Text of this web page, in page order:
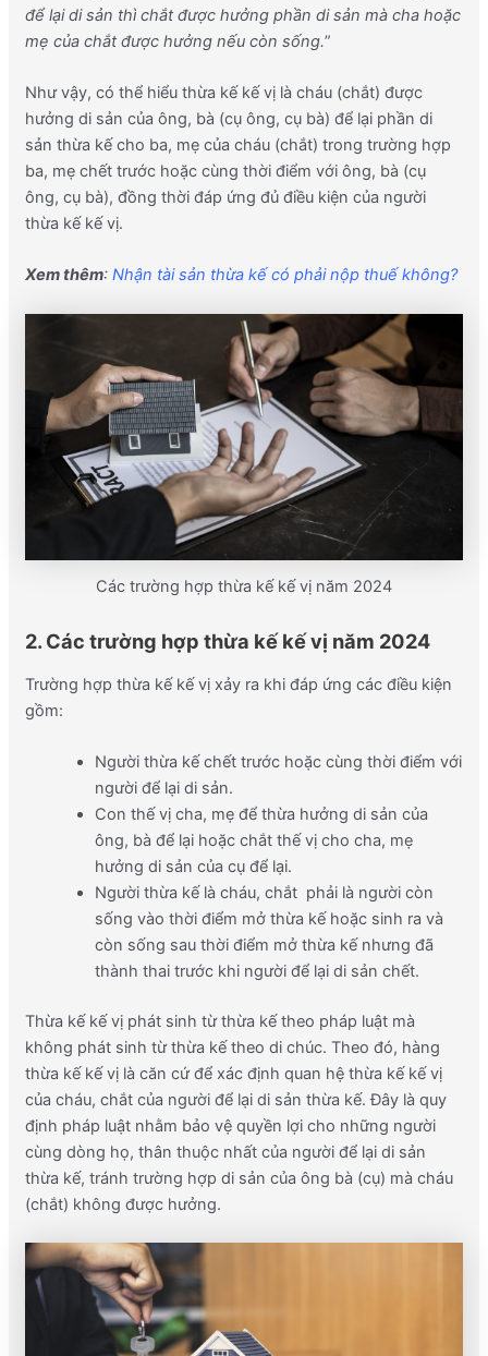
để lại di sản thì chắt được hưởng phần di sản mà cha hoặc
mẹ của chắt được hưởng nếu còn sống.”
Như vậy, có thể hiểu thừa kế kế vị là cháu (chắt) được
hưởng di sản của ông, bà (cụ ông, cụ bà) để lại phần di
sản thừa kế cho ba, mẹ của cháu (chắt) trong trường hợp
ba, mẹ chết trước hoặc cùng thời điểm với ông, bà (cụ
ông, cụ bà), đồng thời đáp ứng đủ điều kiện của người
thừa kế kế vị.
Xem thêm: Nhận tài sản thừa kế có phải nộp thuế không?
Các trường hợp thừa kế kế vị năm 2024
2. Các trường hợp thừa kế kế vị năm 2024
Trường hợp thừa kế kế vị xảy ra khi đáp ứng các điều kiện
gồm:
Người thừa kế chết trước hoặc cùng thời điểm với
người để lại di sản.
Con thế vị cha, mẹ để thừa hưởng di sản của
ông, bà để lại hoặc chắt thế vị cho cha, mẹ
hưởng di sản của cụ để lại.
Người thừa kế là cháu, chắt phải là người còn
sống vào thời điểm mở thừa kế hoặc sinh ra và
còn sống sau thời điểm mở thừa kế nhưng đã
thành thai trước khi người để lại di sản chết.
Thừa kế kế vị phát sinh từ thừa kế theo pháp luật mà
không phát sinh từ thừa kế theo di chúc. Theo đó, hàng
thừa kế kế vị là căn cứ để xác định quan hệ thừa kế kế vị
của cháu, chắt của người để lại di sản thừa kế. Đây là quy
định pháp luật nhằm bảo vệ quyền lợi cho những người
cùng dòng họ, thân thuộc nhất của người để lại di sản
thừa kế, tránh trường hợp di sản của ông bà (cụ) mà cháu
(chắt) không được hưởng.